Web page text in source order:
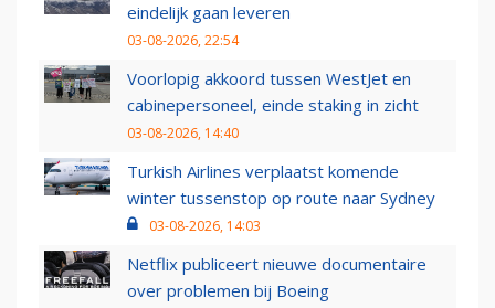
eindelijk gaan leveren
03-08-2026, 22:54
Voorlopig akkoord tussen WestJet en
cabinepersoneel, einde staking in zicht
03-08-2026, 14:40
Turkish Airlines verplaatst komende
winter tussenstop op route naar Sydney
03-08-2026, 14:03
Netflix publiceert nieuwe documentaire
over problemen bij Boeing